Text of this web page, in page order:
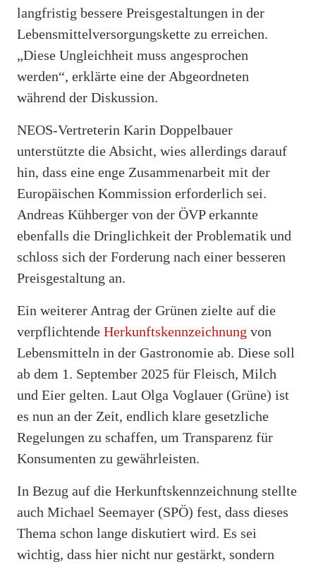
langfristig bessere Preisgestaltungen in der
Lebensmittelversorgungskette zu erreichen.
„Diese Ungleichheit muss angesprochen
werden“, erklärte eine der Abgeordneten
während der Diskussion.
NEOS-Vertreterin Karin Doppelbauer
unterstützte die Absicht, wies allerdings darauf
hin, dass eine enge Zusammenarbeit mit der
Europäischen Kommission erforderlich sei.
Andreas Kühberger von der ÖVP erkannte
ebenfalls die Dringlichkeit der Problematik und
schloss sich der Forderung nach einer besseren
Preisgestaltung an.
Ein weiterer Antrag der Grünen zielte auf die
verpflichtende Herkunftskennzeichnung von
Lebensmitteln in der Gastronomie ab. Diese soll
ab dem 1. September 2025 für Fleisch, Milch
und Eier gelten. Laut Olga Voglauer (Grüne) ist
es nun an der Zeit, endlich klare gesetzliche
Regelungen zu schaffen, um Transparenz für
Konsumenten zu gewährleisten.
In Bezug auf die Herkunftskennzeichnung stellte
auch Michael Seemayer (SPÖ) fest, dass dieses
Thema schon lange diskutiert wird. Es sei
wichtig, dass hier nicht nur gestärkt, sondern